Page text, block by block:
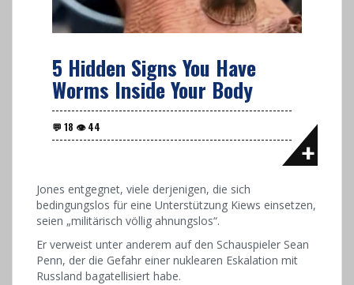
5 Hidden Signs You Have
Worms Inside Your Body
Jones entgegnet, viele derjenigen, die sich
bedingungslos für eine Unterstützung Kiews einsetzen,
seien „militärisch völlig ahnungslos“.
Er verweist unter anderem auf den Schauspieler Sean
Penn, der die Gefahr einer nuklearen Eskalation mit
Russland bagatellisiert habe.